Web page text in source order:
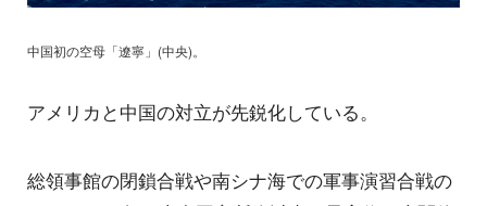
中国初の空母「遼寧」(中央)。
アメリカと中国の対立が先鋭化している。
総領事館の閉鎖合戦や南シナ海での軍事演習合戦の